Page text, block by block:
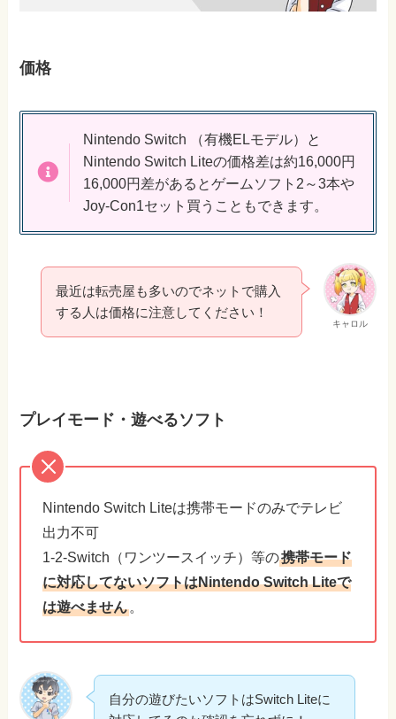
価格
Nintendo Switch （有機ELモデル）と
Nintendo Switch Liteの価格差は約16,000円
16,000円差があるとゲームソフト2～3本や
Joy-Con1セット買うこともできます。
キャロル
最近は転売屋も多いのでネットで購入
する人は価格に注意してください！
プレイモード・遊べるソフト
Nintendo Switch Liteは携帯モードのみでテレビ
出力不可
1-2-Switch（ワンツースイッチ）等の携帯モード
に対応してないソフトはNintendo Switch Liteで
は遊べません 。
自分の遊びたいソフトはSwitch Liteに